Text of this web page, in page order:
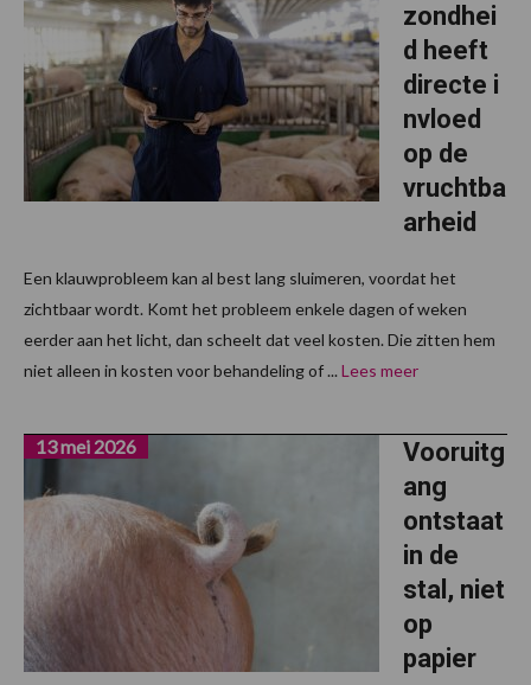
zondhei
d heeft
directe i
nvloed
op de
vruchtba
arheid
Een klauwprobleem kan al best lang sluimeren, voordat het
zichtbaar wordt. Komt het probleem enkele dagen of weken
eerder aan het licht, dan scheelt dat veel kosten. Die zitten hem
niet alleen in kosten voor behandeling of ... Lees meer
Vooruitg
ang
ontstaat
in de
stal, niet
op
papier
13 mei 2026